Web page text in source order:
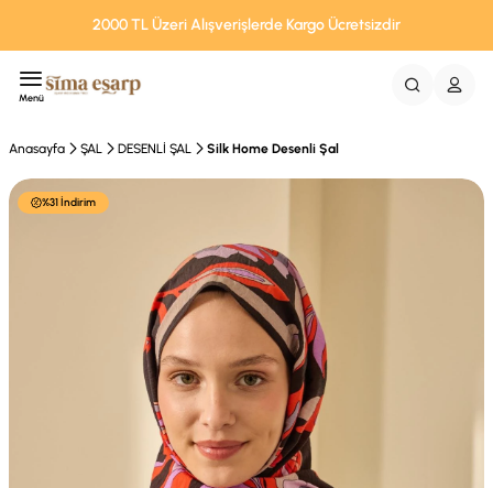
2000 TL Üzeri Alışverişlerde Kargo Ücretsizdir
Menü
Anasayfa ŞAL DESENLİ ŞAL Silk Home Desenli Şal
%31 İndirim